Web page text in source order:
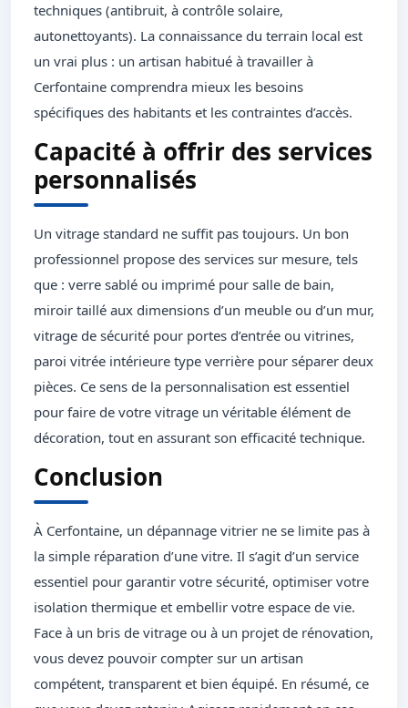
techniques (antibruit, à contrôle solaire,
autonettoyants). La connaissance du terrain local est
un vrai plus : un artisan habitué à travailler à
Cerfontaine comprendra mieux les besoins
spécifiques des habitants et les contraintes d’accès.
Capacité à offrir des services
personnalisés
Un vitrage standard ne suffit pas toujours. Un bon
professionnel propose des services sur mesure, tels
que : verre sablé ou imprimé pour salle de bain,
miroir taillé aux dimensions d’un meuble ou d’un mur,
vitrage de sécurité pour portes d’entrée ou vitrines,
paroi vitrée intérieure type verrière pour séparer deux
pièces. Ce sens de la personnalisation est essentiel
pour faire de votre vitrage un véritable élément de
décoration, tout en assurant son efficacité technique.
Conclusion
À Cerfontaine, un dépannage vitrier ne se limite pas à
la simple réparation d’une vitre. Il s’agit d’un service
essentiel pour garantir votre sécurité, optimiser votre
isolation thermique et embellir votre espace de vie.
Face à un bris de vitrage ou à un projet de rénovation,
vous devez pouvoir compter sur un artisan
compétent, transparent et bien équipé. En résumé, ce